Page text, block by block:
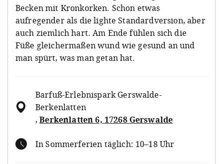
Becken mit Kronkorken. Schon etwas
aufregender als die lighte Standardversion, aber
auch ziemlich hart. Am Ende fühlen sich die
Füße gleichermaßen wund wie gesund an und
man spürt, was man getan hat.
Barfuß-Erlebnispark Gerswalde-
Berkenlatten
,Berkenlatten 6, 17268 Gerswalde
In Sommerferien täglich: 10–18 Uhr